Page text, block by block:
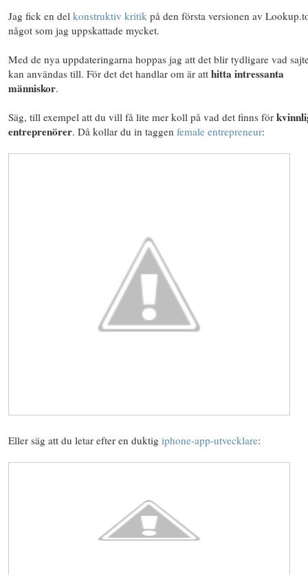
Jag fick en del konstruktiv kritik på den första versionen av
något som jag uppskattade mycket.
Med de nya uppdateringarna hoppas jag att det blir tydligare vad
kan användas till. För det det handlar om är att hitta intressanta
människor.
Säg, till exempel att du vill få lite mer koll på vad det finns för
entreprenörer. Då kollar du in taggen female entrepreneur:
Eller säg att du letar efter en duktig iphone-app-utvecklare: